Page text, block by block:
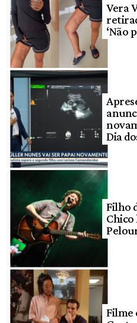
Vera
‘Não
Dia
Filho
Filme